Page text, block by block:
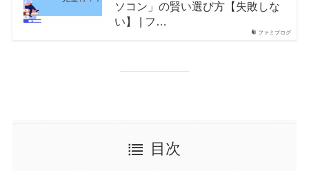
ファミプログ
ソコン」の賢い選び方【失敗しな
い】 | フ…
目次